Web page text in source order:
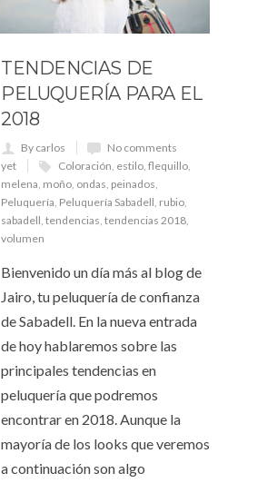
TENDENCIAS DE
PELUQUERÍA PARA EL
2018
By carlos
No comments
yet
Coloración, estilo, flequillo,
melena, moño, ondas, peinados,
Peluquería, Peluquería Sabadell, rubio,
sabadell, tendencias, tendencias 2018,
volumen
Bienvenido un día más al blog de
Jairo, tu peluquería de confianza
de Sabadell. En la nueva entrada
de hoy hablaremos sobre las
principales tendencias en
peluquería que podremos
encontrar en 2018. Aunque la
mayoría de los looks que veremos
a continuación son algo